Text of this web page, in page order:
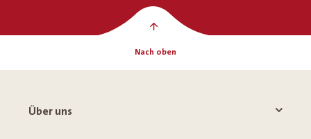
Nach oben
Über uns